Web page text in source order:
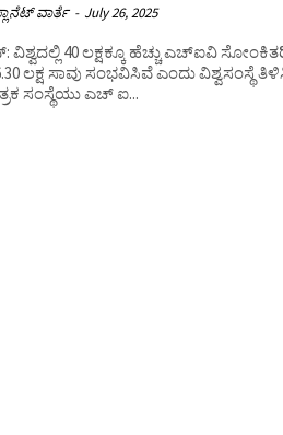
ವಾರ್ತೆ - July 26, 2025
40 ಲಕ್ಷಕ್ಕೂ ಹೆಚ್ಚು ಎಚ್‌ಐವಿ
ಲಕ್ಷ ಸಾವು ಸಂಭವಿಸಿವೆ ಎಂದು ವಿಶ್ವಸಂಸ್ಥೆ
ಸಂಸ್ಥೆಯು ಎಚ್‌ ಐ...